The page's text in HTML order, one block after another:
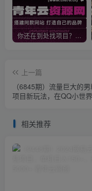
你还在到处找项目？还在当韭菜？我靠卖项目一个月收入5万+，曾经我也是个失败者。
上一篇
（6845期）流量巨大的
项目新玩法，在QQ小世
相关推荐